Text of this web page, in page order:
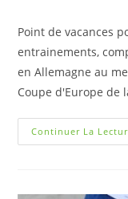
Point de vacances
entrainements,
en Allemagne au
Coupe d'Europe de
Continuer La